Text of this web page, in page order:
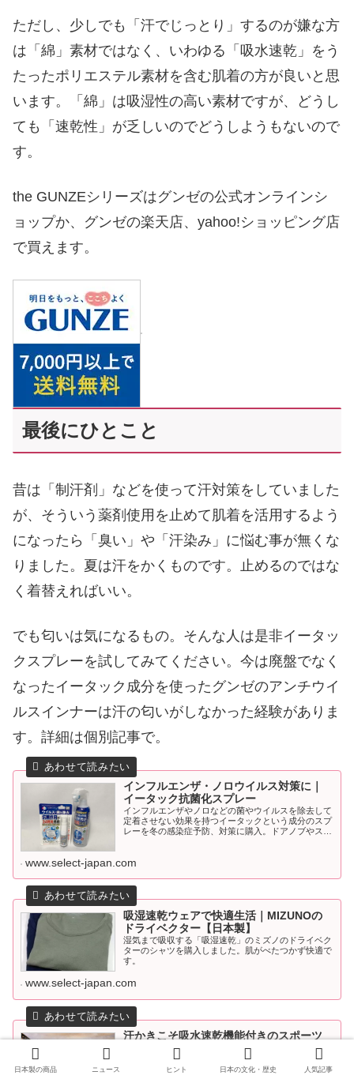
ただし、少しでも「汗でじっとり」するのが嫌な方
は「綿」素材ではなく、いわゆる「吸水速乾」をう
たったポリエステル素材を含む肌着の方が良いと思
います。「綿」は吸湿性の高い素材ですが、どうし
ても「速乾性」が乏しいのでどうしようもないので
す。
the GUNZEシリーズはグンゼの公式オンラインシ
ョップか、グンゼの楽天店、yahoo!ショッピング店
で買えます。
最後にひとこと
昔は「制汗剤」などを使って汗対策をしていました
が、そういう薬剤使用を止めて肌着を活用するよう
になったら「臭い」や「汗染み」に悩む事が無くな
りました。夏は汗をかくものです。止めるのではな
く着替えればいい。
でも匂いは気になるもの。そんな人は是非イータッ
クスプレーを試してみてください。今は廃盤でなく
なったイータック成分を使ったグンゼのアンチウイ
ルスインナーは汗の匂いがしなかった経験がありま
す。詳細は個別記事で。
インフルエンザ・ノロウイルス対策に｜
イータック抗菌化スプレー
インフルエンザやノロなどの菌やウイルスを除去して
定着させない効果を持つイータックという成分のスプ
レーを冬の感染症予防、対策に購入。ドアノブやスイ
www.select-japan.com
吸湿速乾ウェアで快適生活｜MIZUNOの
ドライベクター【日本製】
湿気まで吸収する「吸湿速乾」のミズノのドライベク
ターのシャツを購入しました。肌がべたつかず快適で
す。
www.select-japan.com
汗かきこそ吸水速乾機能付きのスポーツ
ウェアを着るべき
家にあるものを普段着で運動をしている人は、是非吸
水速乾などの機能性生地で作られたスポーツウェアを
日本製の商品 ニュース ヒント 日本の文化・歴史 人気記事